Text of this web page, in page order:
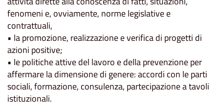
fenomeni e, ovviamente, norme legislative e
contrattuali,
• la promozione, realizzazione e verifica di progetti di
azioni positive;
• le politiche attive del lavoro e della prevenzione per
affermare la dimensione di genere: accordi con le parti
sociali, formazione, consulenza, partecipazione a tavoli
istituzionali.